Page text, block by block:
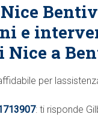
e
Nice a
per
: ti risponde